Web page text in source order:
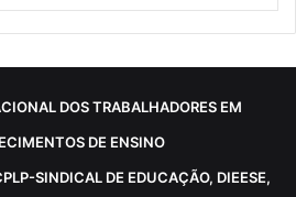
DOS TRABALHADORES EM
DE ENSINO
SINDICAL DE EDUCAÇÃO, DIEESE,